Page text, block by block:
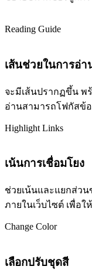
Reading Guide
เส้นช่วยในการอ่า
จะมีเส้นปรากฏขึ้น พ
อ่านสามารถโฟกัสข้
Highlight Links
เน้นการเชื่อมโยง
ช่วยเน้นและแยกส่ว
ภายในเว็บไซต์ เพื่อ
Change Color
เลือกปรับชุดสี